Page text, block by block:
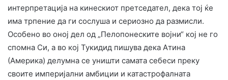
интерпретација на кинескиот претседател, дека тој ќе
има трпение да ги сослуша и сериозно да размисли.
Особено во оној дел од „Пелопонеските војни“ кој не го
спомна Си, а во кој Тукидид пишува дека Атина
(Америка) делумна се уништи самата себеси преку
своите империјални амбиции и катастрофалната